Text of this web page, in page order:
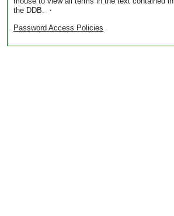
the DDB. ・
Password Access Policies